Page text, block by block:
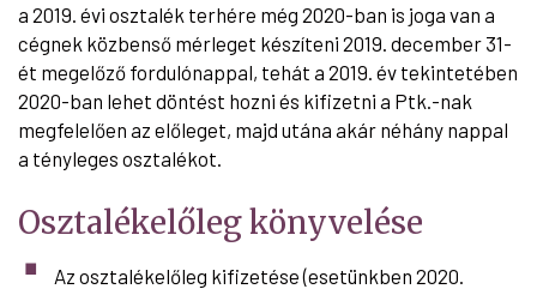
a 2019. évi osztalék terhére még 2020-ban is joga van a
cégnek közbenső mérleget készíteni 2019. december 31-
ét megelőző fordulónappal, tehát a 2019. év tekintetében
2020-ban lehet döntést hozni és kifizetni a Ptk.-nak
megfelelően az előleget, majd utána akár néhány nappal
a tényleges osztalékot.
Osztalékelőleg könyvelése
Az osztalékelőleg kifizetése (esetünkben 2020.